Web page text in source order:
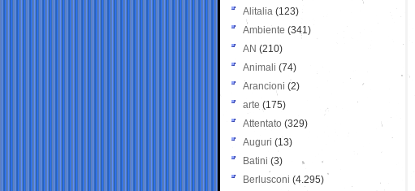
Alitalia (123)
Ambiente (341)
AN (210)
Animali (74)
Arancioni (2)
arte (175)
Attentato (329)
Auguri (13)
Batini (3)
Berlusconi (4.295)